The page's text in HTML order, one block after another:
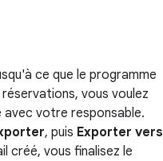
ce que le programme
vous voulez
votre responsable.
, puis Exporter vers
créé, vous finalisez le